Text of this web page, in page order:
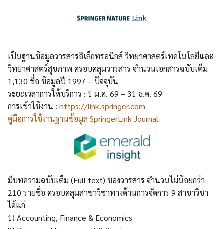
เป็นฐานข้อมูลวารสารอิเล็กทรอนิกส์ วิทยาศาสตร์เทคโนโลยีและ
วิทยาศาสตร์สุขภาพ ครอบคลุมวารสาร จำนวนเอกสารฉบับเต็ม
1,130 ชื่อ ข้อมูลปี 1997 – ปัจจุบัน
ระยะเวลาการให้บริการ : 1 ม.ค. 69 – 31 ธ.ค. 69
การเข้าใช้งาน : https://link.springer.com
คู่มือการใช้งานฐานข้อมูล SpringerLink Journal
มีบทความฉบับเต็ม (Full text) ของวารสาร จำนวนไม่น้อยกว่า
210 รายชื่อ ครอบคลุมสาขาวิชาทางด้านการจัดการ 9 สาขาวิชา
ได้แก่
1) Accounting, Finance & Economics